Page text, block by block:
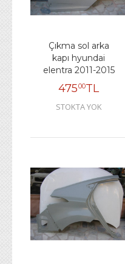
Çıkma sol arka
kapı hyundai
elentra 2011-2015
47500TL
STOKTA YOK